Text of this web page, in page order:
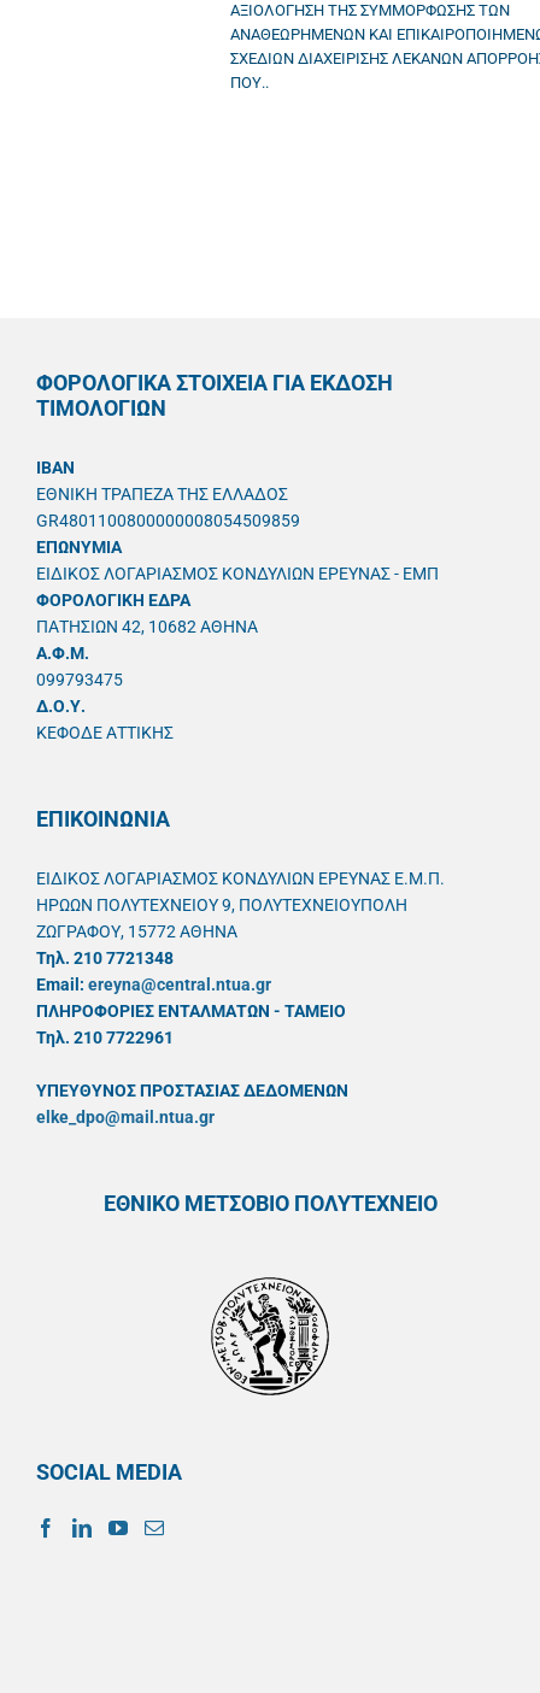
ΑΞΙΟΛΟΓΗΣΗ ΤΗΣ ΣΥΜΜΟΡΦΩΣΗΣ ΤΩΝ
ΑΝΑΘΕΩΡΗΜΕΝΩΝ ΚΑΙ
ΣΧΕΔΙΩΝ ΔΙΑΧΕΙΡΙΣΗΣ ΛΕΚΑΝΩΝ
ΠΟΥ..
ΦΟΡΟΛΟΓΙΚΑ ΣΤΟΙΧΕΙΑ ΓΙΑ ΕΚΔΟΣΗ
ΤΙΜΟΛΟΓΙΩΝ
IBAN
ΕΘΝΙΚΗ ΤΡΑΠΕΖΑ ΤΗΣ ΕΛΛΑΔΟΣ
GR4801100800000008054509859
ΕΠΩΝΥΜΙΑ
ΕΙΔΙΚΟΣ ΛΟΓΑΡΙΑΣΜΟΣ ΚΟΝΔΥΛΙΩΝ ΕΡΕΥΝΑΣ - ΕΜΠ
ΦΟΡΟΛΟΓΙΚΗ ΕΔΡΑ
ΠΑΤΗΣΙΩΝ 42, 10682 ΑΘΗΝΑ
A.Φ.Μ.
099793475
Δ.Ο.Υ.
ΚΕΦΟΔΕ ΑΤΤΙΚΗΣ
ΕΠΙΚΟΙΝΩΝΙΑ
ΕΙΔΙΚΟΣ ΛΟΓΑΡΙΑΣΜΟΣ ΚΟΝΔΥΛΙΩΝ ΕΡΕΥΝΑΣ Ε.Μ.Π.
ΗΡΩΩΝ ΠΟΛΥΤΕΧΝΕΙΟΥ 9, ΠΟΛΥΤΕΧΝΕΙΟΥΠΟΛΗ
ΖΩΓΡΑΦΟΥ, 15772 ΑΘΗΝΑ
Τηλ. 210 7721348
Email: ereyna@central.ntua.gr
ΠΛΗΡΟΦΟΡΙΕΣ ΕΝΤΑΛΜΑΤΩΝ - ΤΑΜΕΙΟ
Τηλ. 210 7722961
ΥΠΕΥΘYΝΟΣ ΠΡΟΣΤΑΣΙΑΣ ΔΕΔΟΜΕΝΩΝ
elke_dpo@mail.ntua.gr
ΕΘΝΙΚΟ ΜΕΤΣΟΒΙΟ ΠΟΛΥΤΕΧΝΕΙΟ
SOCIAL MEDIA